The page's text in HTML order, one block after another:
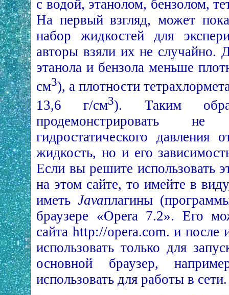
с водой, этанолом, бензолом,
На первый взгляд, может
набор жидкостей для
авторы взяли их не случайно.
этанола и бензола меньше
см3), а плотности
13,6 г/см3). Таким
продемонстрировать не
гидростатического
жидкость, но и его
Если вы решите использовать
на этом сайте, то имейте в
иметьJava­плагины
браузере «Opera 7.2». Его
сайта http://opera.com. и после
использовать только для
основной браузер,
использовать для работы в сети.